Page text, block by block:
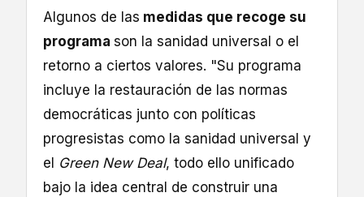
Algunos de las medidas que recoge su
programa son la sanidad universal o el
retorno a ciertos valores. "Su programa
incluye la restauración de las normas
democráticas junto con políticas
progresistas como la sanidad universal y
el Green New Deal, todo ello unificado
bajo la idea central de construir una